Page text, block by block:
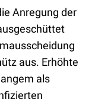
Anregung der
aus. Erhöhte
als